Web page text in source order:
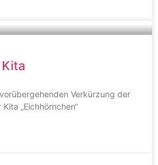
Verkürzung der
„Eichhörnchen“